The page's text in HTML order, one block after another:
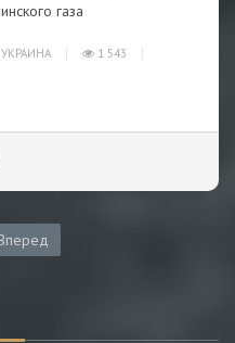
газа
УКРАИНА
1 543